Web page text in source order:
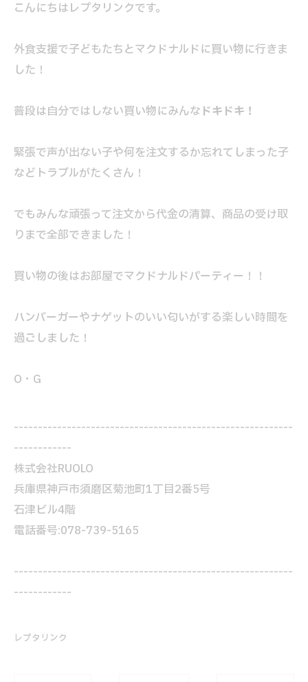
こんにちはレプタリンクです。
外食支援で子どもたちとマクドナルドに買い物に行きま
した！
普段は自分ではしない買い物にみんな ドキドキ！
緊張で声が出ない子や何を注文するか忘れてしまった子
などトラブルがたくさん！
でもみんな頑張って注文から代金の清算、商品の受け取
りまで全部できました！
買い物の後はお部屋でマクドナルドパーティー！！
ハンバーガーやナゲットのいい匂いがする楽しい時間を
過ごしました！
O・G
----------------------------------------------------------
------------
株式会社RUOLO
兵庫県神戸市須磨区菊池町1丁目2番5号
石津ビル4階
電話番号:078-739-5165
----------------------------------------------------------
------------
レプタリンク